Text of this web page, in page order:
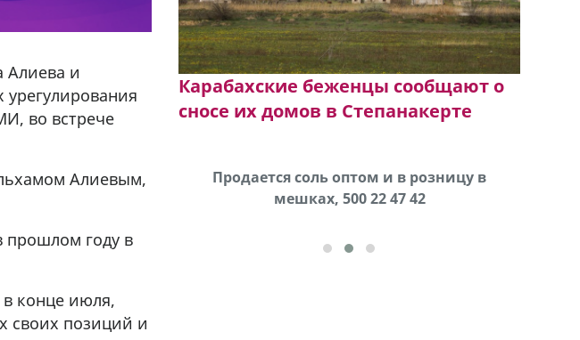
Алиева и
во встрече
Алиевым,
прошлом году в
в конце июля,
своих позиций и
Карабахские беженцы сообщают о
сносе их домов в Степанакерте
Продается соль оптом и в розницу в
мешках, 500 22 47 42
В городе Ниноцминда около фастфуда Hask
cдается в аренду дом, 571 30 57